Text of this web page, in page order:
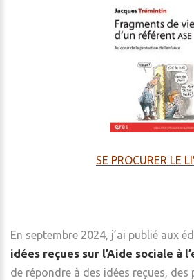
SE PROCURER LE
En septembre 2024, j’ai publié aux
idées reçues sur l’Aide sociale à
de répondre à des idées reçues, des